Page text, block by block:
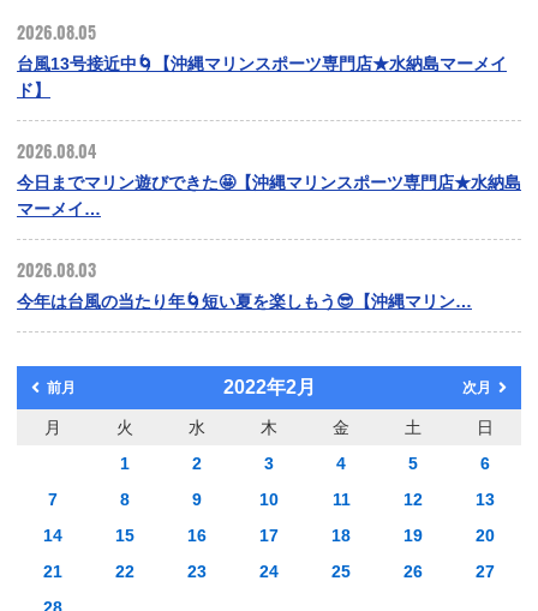
2026.08.05
台風13号接近中🌀【沖縄マリンスポーツ専門店★水納島マーメイ
ド】
2026.08.04
今日までマリン遊びできた🤩【沖縄マリンスポーツ専門店★水納島
マーメイ…
2026.08.03
今年は台風の当たり年🌀短い夏を楽しもう😎【沖縄マリン…
前月 2022年2月 次月
月 火 水 木 金 土
日
1
2 3 4 5
6
7
8 9 10 11 12
13
14
15 16 17 18 19
20
21
22 23 24 25 26
27
28